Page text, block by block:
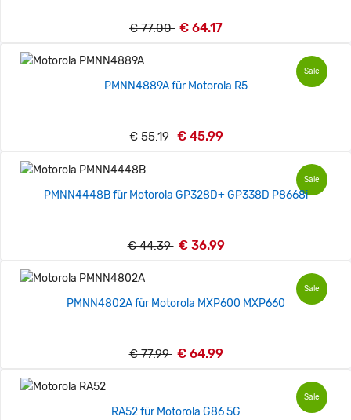
€ 77.00 € 64.17
Sale
PMNN4889A für Motorola R5
€ 55.19 € 45.99
Sale
PMNN4448B für Motorola GP328D+ GP338D P8668i
€ 44.39 € 36.99
Sale
PMNN4802A für Motorola MXP600 MXP660
€ 77.99 € 64.99
Sale
RA52 für Motorola G86 5G